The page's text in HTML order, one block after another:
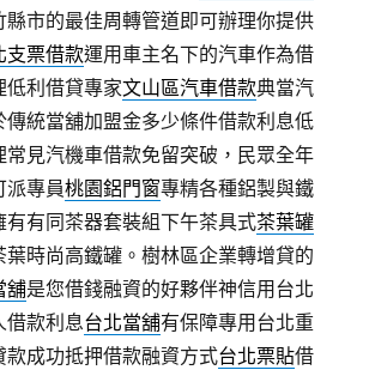
縣市的最佳周轉管道即可辦理你提供
支票借款運用車主名下的汽車作為借
低利借貸專家文山區汽車借款典當汽
傳統當舖加盟金多少條件借款利息低
常見汽機車借款免留突破，民眾全年
派專員桃園鋁門窗專精各種鋁製與鐵
有有同茶器套裝組下午茶具式茶葉罐
葉時尚高鐵罐。樹林區企業轉增貸的
舖是您借錢融資的好夥伴神信用台北
借款利息台北當舖有保障專用台北重
款成功抵押借款融資方式台北票貼借